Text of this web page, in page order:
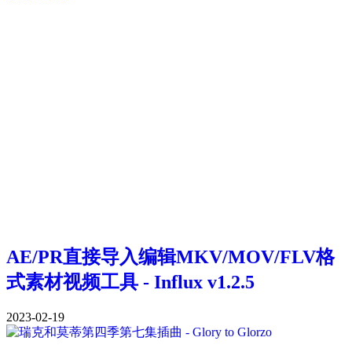
AE/PR直接导入编辑MKV/MOV/FLV格
式素材视频工具 - Influx v1.2.5
2023-02-19